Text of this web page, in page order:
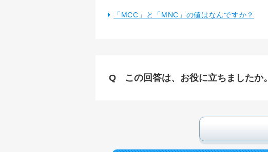
「MCC」と「MNC」の値はなんですか？
この回答は、お役に立ちましたか。